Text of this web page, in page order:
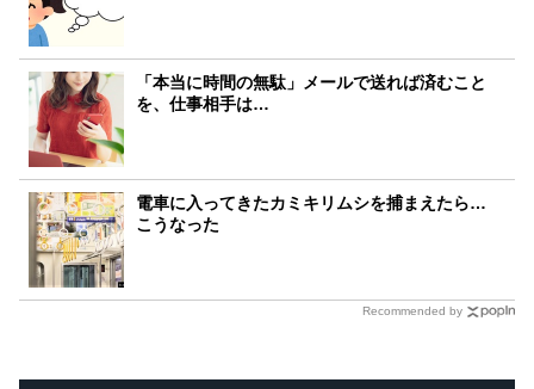
「本当に時間の無駄」メールで送れば済むこと
を、仕事相手は…
電車に入ってきたカミキリムシを捕まえたら…
こうなった
Recommended by